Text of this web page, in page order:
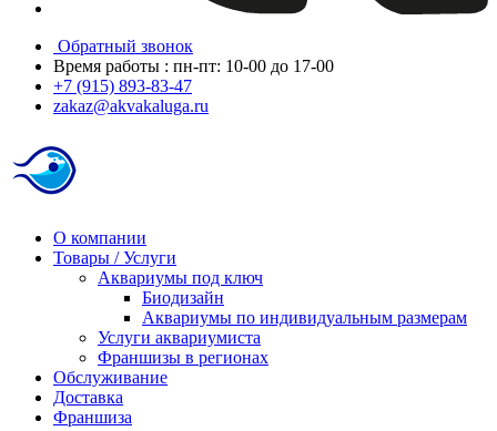
Обратный звонок
Время работы : пн-пт: 10-00 до 17-00
+7 (915) 893-83-47
zakaz@akvakaluga.ru
О компании
Товары / Услуги
Аквариумы под ключ
Биодизайн
Аквариумы по индивидуальным размерам
Услуги аквариумиста
Франшизы в регионах
Обслуживание
Доставка
Франшиза